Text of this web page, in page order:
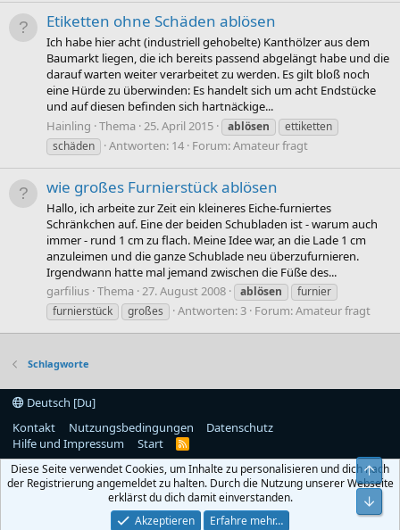
Etiketten ohne Schäden ablösen
Ich habe hier acht (industriell gehobelte) Kanthölzer aus dem
Baumarkt liegen, die ich bereits passend abgelängt habe und die
darauf warten weiter verarbeitet zu werden. Es gilt bloß noch
eine Hürde zu überwinden: Es handelt sich um acht Endstücke
und auf diesen befinden sich hartnäckige...
Hainling Thema 25. April 2015 ablösen
ettiketten
schäden
Antworten: 14 Forum:Amateur fragt
wie großes Furnierstück ablösen
Hallo, ich arbeite zur Zeit ein kleineres Eiche-furniertes
Schränkchen auf. Eine der beiden Schubladen ist - warum auch
immer - rund 1 cm zu flach. Meine Idee war, an die Lade 1 cm
anzuleimen und die ganze Schublade neu überzufurnieren.
Irgendwann hatte mal jemand zwischen die Füße des...
garfilius Thema 27. August 2008 ablösen
furnier
furnierstück
großes Antworten: 3 Forum:Amateur fragt
Schlagworte
Deutsch [Du]
Kontakt
Nutzungsbedingungen
Datenschutz
Hilfe und Impressum
Start
R
S
Diese Seite verwendet Cookies, um Inhalte zu personalisieren und dich nach
der Registrierung angemeldet zu halten. Durch die Nutzung unserer Webseite
erklärst du dich damit einverstanden.
Akzeptieren
Erfahre mehr…